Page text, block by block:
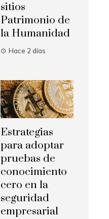
sitios
Patrimonio de
la Humanidad
Hace 2 días
Estrategias
para adoptar
pruebas de
conocimiento
cero en la
seguridad
empresarial